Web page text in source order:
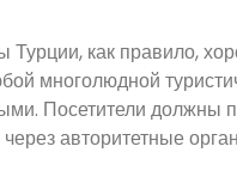
Турции, как правило,
многолюдной
Посетители должны
авторитетные